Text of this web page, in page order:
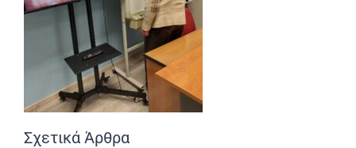
Σχετικά Άρθρα